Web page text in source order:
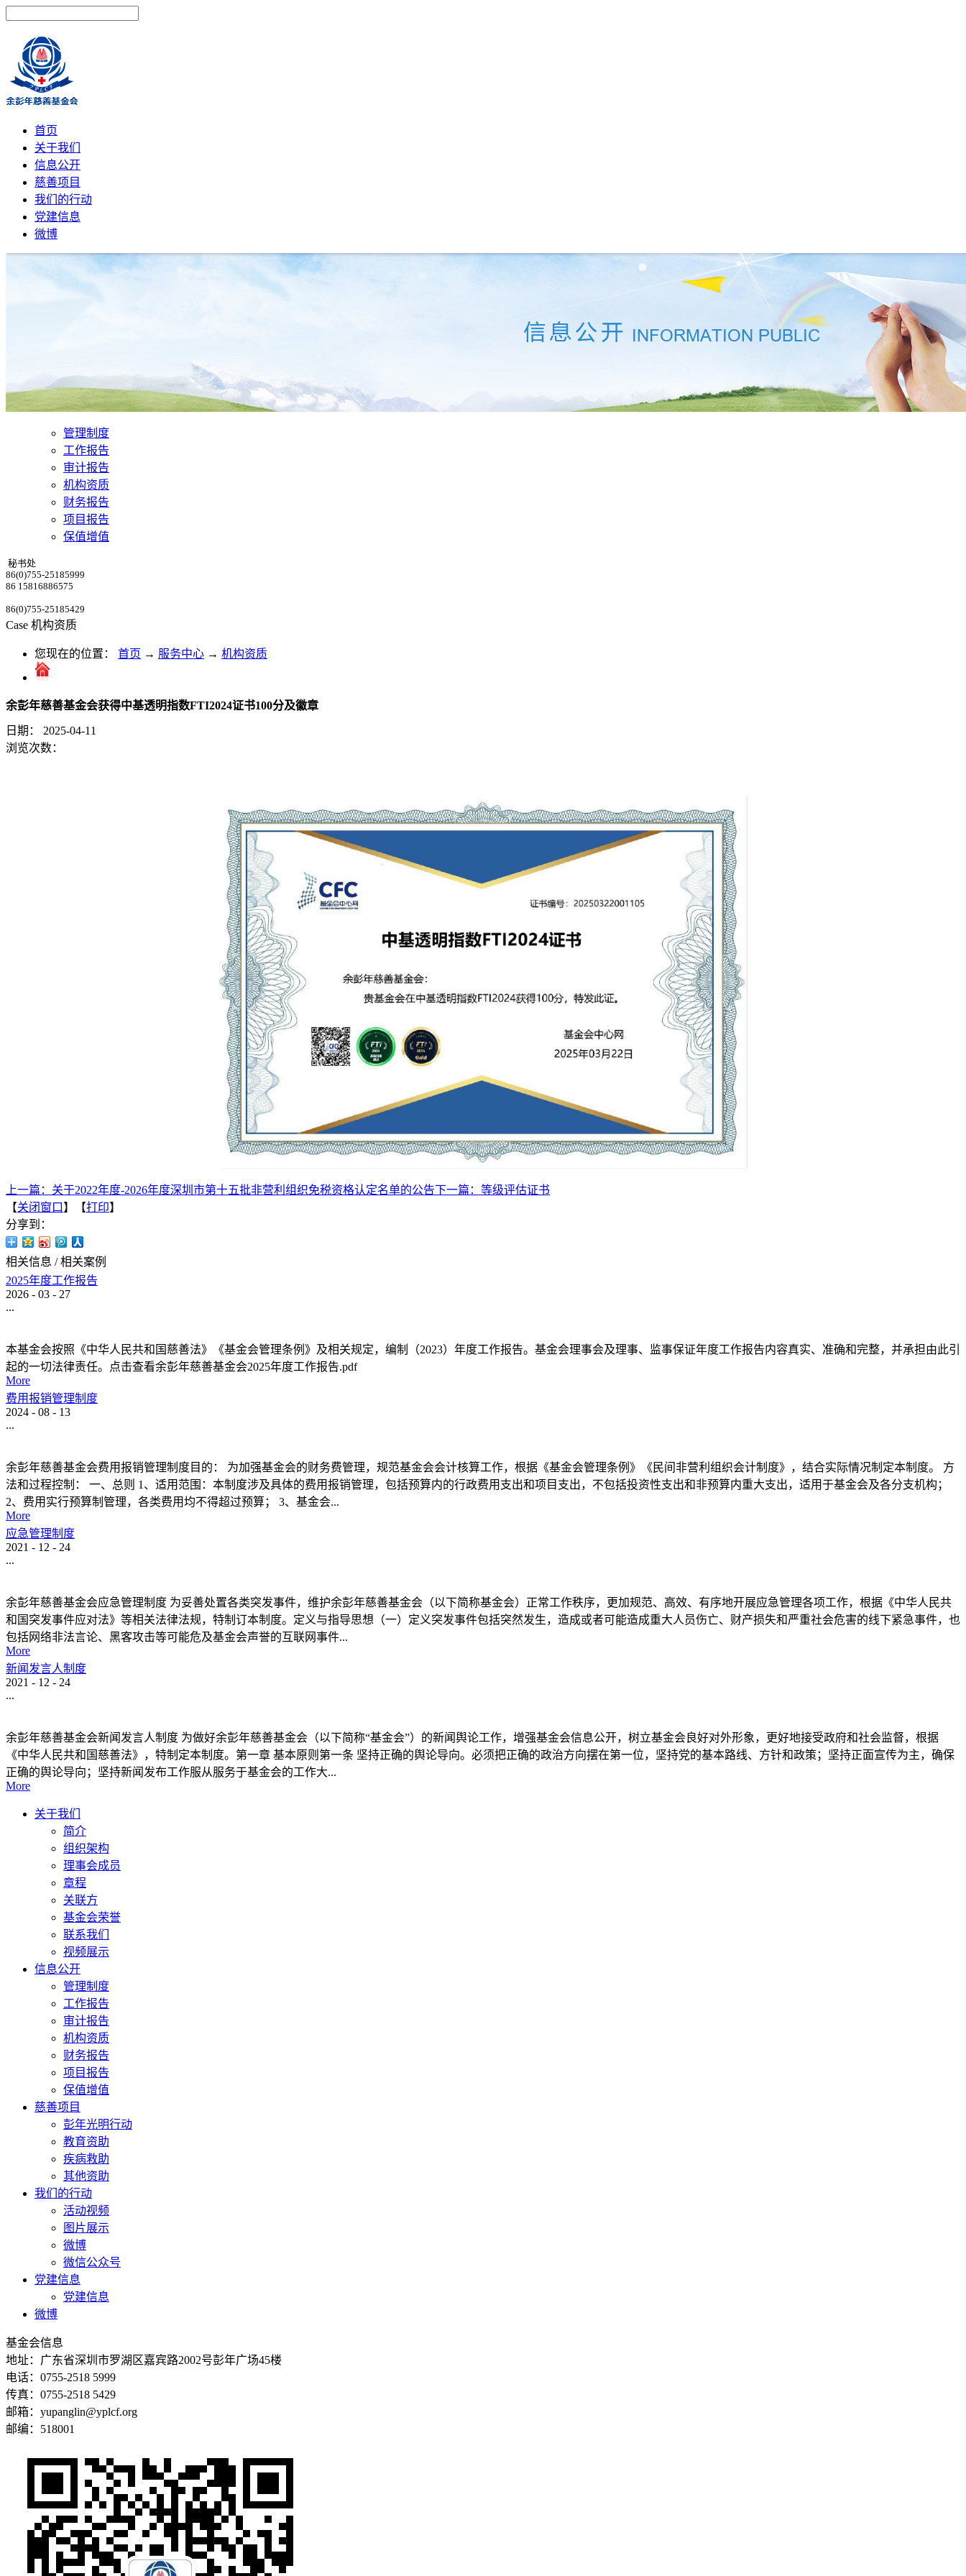
首页
关于我们
信息公开
慈善项目
我们的行动
党建信息
微博
管理制度
工作报告
审计报告
机构资质
财务报告
项目报告
保值增值
秘书处
86(0)755-25185999
86 15816886575
86(0)755-25185429
Case 机构资质
您现在的位置： 首页 → 服务中心 → 机构资质
余彭年慈善基金会获得中基透明指数FTI2024证书100分及徽章
日期：
2025-04-11
浏览次数：
上一篇： 关于2022年度-2026年度深圳市第十五批非营利组织免税资格认定名单的公告下一篇： 等级评估证书
【关闭窗口 】【打印】
分享到：
相关信息 / 相关案例
2025年度工作报告
2026 - 03 - 27
...
本基金会按照《中华人民共和国慈善法》《基金会管理条例》及相关规定，编制（2023）年度工作报告。基金会理事会及理事、监事保证年度工作报告内容真实、准确和完整，并承担由此引
起的一切法律责任。点击查看余彭年慈善基金会2025年度工作报告.pdf
More
费用报销管理制度
2024 - 08 - 13
...
余彭年慈善基金会费用报销管理制度目的： 为加强基金会的财务费管理，规范基金会会计核算工作，根据《基金会管理条例》《民间非营利组织会计制度》，结合实际情况制定本制度。 方
法和过程控制： 一、总则 1、适用范围：本制度涉及具体的费用报销管理，包括预算内的行政费用支出和项目支出，不包括投资性支出和非预算内重大支出，适用于基金会及各分支机构；
2、费用实行预算制管理，各类费用均不得超过预算； 3、基金会...
More
应急管理制度
2021 - 12 - 24
...
余彭年慈善基金会应急管理制度 为妥善处置各类突发事件，维护余彭年慈善基金会（以下简称基金会）正常工作秩序，更加规范、高效、有序地开展应急管理各项工作，根据《中华人民共
和国突发事件应对法》等相关法律法规，特制订本制度。定义与指导思想（一）定义突发事件包括突然发生，造成或者可能造成重大人员伤亡、财产损失和严重社会危害的线下紧急事件，也
包括网络非法言论、黑客攻击等可能危及基金会声誉的互联网事件...
More
新闻发言人制度
2021 - 12 - 24
...
余彭年慈善基金会新闻发言人制度 为做好余彭年慈善基金会（以下简称“基金会”）的新闻舆论工作，增强基金会信息公开，树立基金会良好对外形象，更好地接受政府和社会监督，根据
《中华人民共和国慈善法》，特制定本制度。第一章 基本原则第一条 坚持正确的舆论导向。必须把正确的政治方向摆在第一位，坚持党的基本路线、方针和政策；坚持正面宣传为主，确保
正确的舆论导向；坚持新闻发布工作服从服务于基金会的工作大...
More
关于我们
简介
组织架构
理事会成员
章程
关联方
基金会荣誉
联系我们
视频展示
信息公开
管理制度
工作报告
审计报告
机构资质
财务报告
项目报告
保值增值
慈善项目
彭年光明行动
教育资助
疾病救助
其他资助
我们的行动
活动视频
图片展示
微博
微信公众号
党建信息
党建信息
微博
基金会信息
地址：广东省深圳市罗湖区嘉宾路2002号彭年广场45楼
电话：0755-2518 5999
传真：0755-2518 5429
邮箱：yupanglin@yplcf.org
邮编：518001